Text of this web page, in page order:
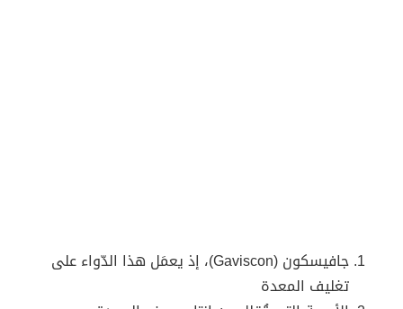
جافيسكون (Gaviscon)، إذ يعمَل هذا الدّواء على
تغليف المعدة